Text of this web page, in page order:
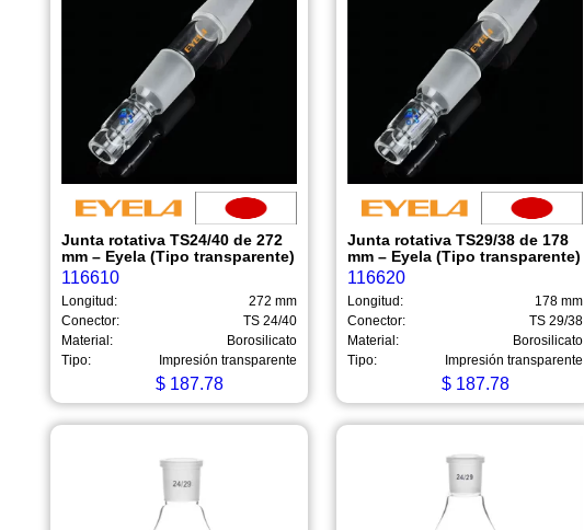
Junta rotativa TS24/40 de 272
mm – Eyela (Tipo transparente)
116610
Longitud:
272 mm
Conector:
TS 24/40
Material:
Borosilicato
Tipo:
Impresión transparente
$ 187.78
Junta rotativa TS29/38 de 178
mm – Eyela (Tipo transparente)
116620
Longitud:
178 mm
Conector:
TS 29/38
Material:
Borosilicato
Tipo:
Impresión transparente
$ 187.78